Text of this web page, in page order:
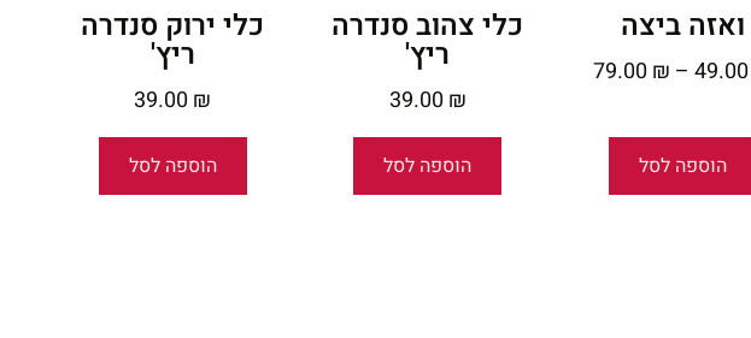
ואזה ביצה
49.00
–
79.00 ₪
הוספה לסל
כלי צהוב סנדרה
ריץ'
39.00 ₪
הוספה לסל
כלי ירוק סנדרה
ריץ'
39.00 ₪
הוספה לסל